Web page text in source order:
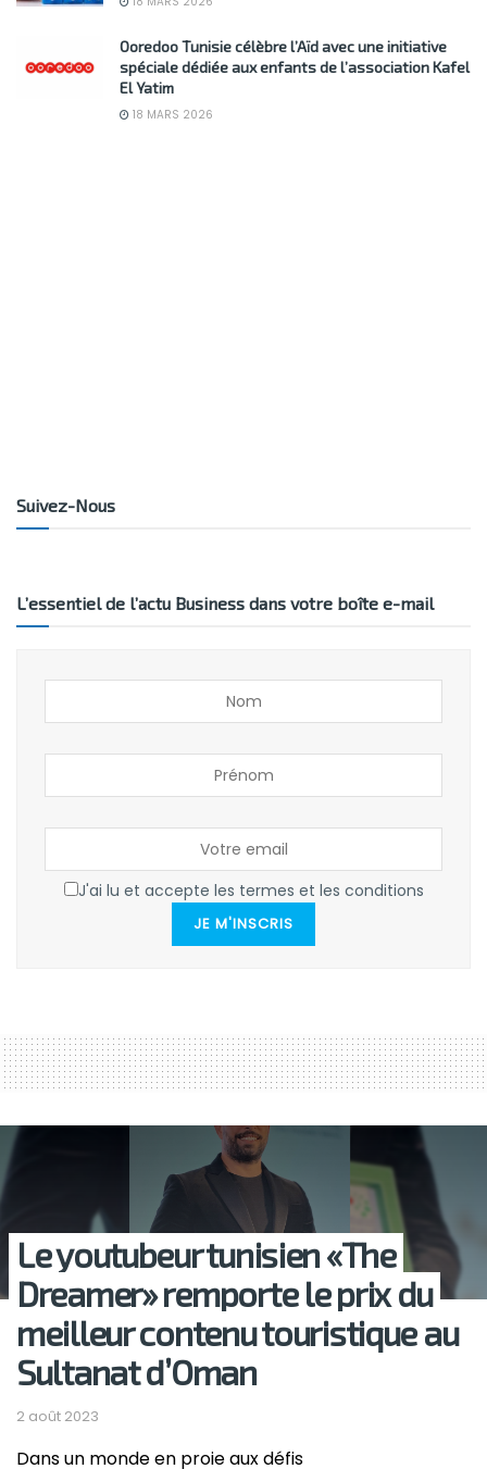
Ooredoo Tunisie célèbre l’Aïd avec une initiative
spéciale dédiée aux enfants de l’association Kafel
El Yatim
18 MARS 2026
Suivez-Nous
L’essentiel de l’actu Business dans votre boîte e-mail
J'ai lu et accepte les termes et les conditions
JE M'INSCRIS
Le youtubeur tunisien «The
Dreamer» remporte le prix du
meilleur contenu touristique au
Sultanat d’Oman
2 août 2023
Dans un monde en proie aux défis